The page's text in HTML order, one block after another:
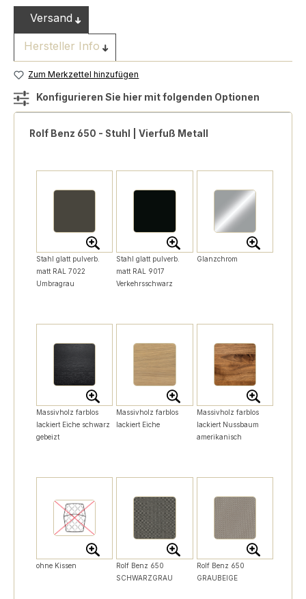
Versand
Hersteller Info
Zum Merkzettel hinzufügen
Konfigurieren Sie hier mit folgenden Optionen
Rolf Benz 650 - Stuhl | Vierfuß Metall
Stahl glatt pulverb.
matt RAL 7022
Umbragrau
Stahl glatt pulverb.
matt RAL 9017
Verkehrsschwarz
Glanzchrom
Massivholz farblos
lackiert Eiche schwarz
gebeizt
Massivholz farblos
lackiert Eiche
Massivholz farblos
lackiert Nussbaum
amerikanisch
ohne Kissen
Rolf Benz 650
SCHWARZGRAU
Rolf Benz 650
GRAUBEIGE